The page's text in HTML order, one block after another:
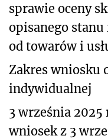
sprawie oceny
opisanego
od towarów i
Zakres wniosku
indywidualnej
3 września 2025
wniosek z 3